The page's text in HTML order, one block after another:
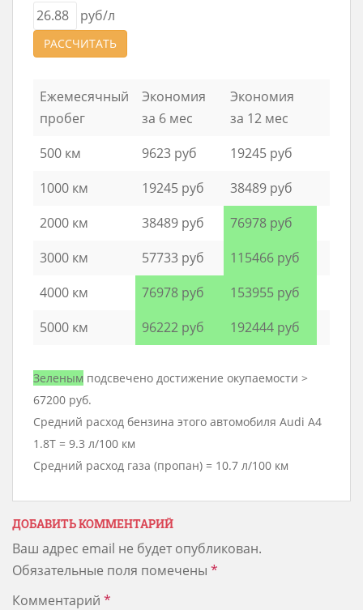
руб/л
РАССЧИТАТЬ
Ежемесячный
пробег
Экономия
за 6 мес
Экономия
за 12 мес
500 км
9623 руб
19245 руб
1000 км
19245 руб
38489 руб
2000 км
38489 руб
76978 руб
3000 км
57733 руб
115466 руб
4000 км
76978 руб
153955 руб
5000 км
96222 руб 192444 руб
Зеленым подсвечено достижение окупаемости >
67200 руб.
Средний расход бензина этого автомобиля Audi A4
1.8T = 9.3 л/100 км
Средний расход газа (пропан) = 10.7 л/100 км
ДОБАВИТЬ КОММЕНТАРИЙ
Ваш адрес email не будет опубликован.
Обязательные поля помечены *
Комментарий *